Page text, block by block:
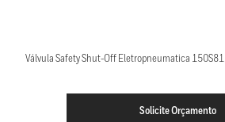
Válvula Safety Shut-Off Eletropneumatica
Solicite Orçamento